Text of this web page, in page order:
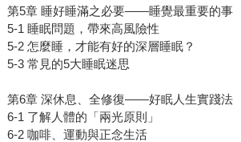
第5章 睡好睡滿之必要——睡覺最重要的事
5-1 睡眠問題，帶來高風險性
5-2 怎麼睡，才能有好的深層睡眠？
5-3 常見的5大睡眠迷思
第6章 深休息、全修復——好眠人生實踐法
6-1 了解人體的「兩光原則」
6-2 咖啡、運動與正念生活